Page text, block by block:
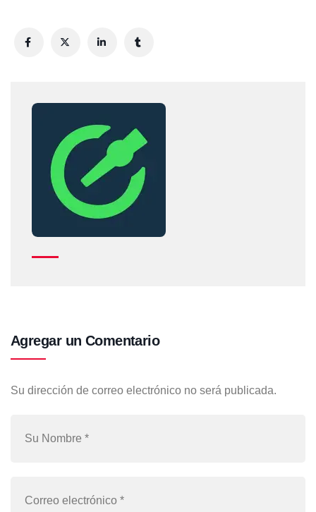
Agregar un Comentario
Su dirección de correo electrónico no será publicada.